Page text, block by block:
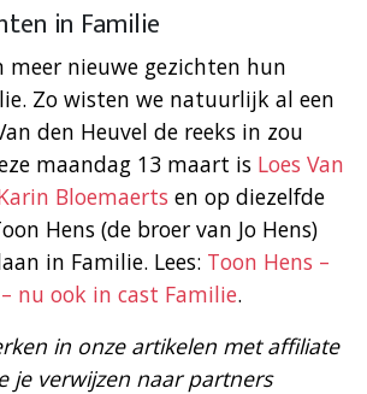
in Familie
meer nieuwe gezichten hun
Zo wisten we natuurlijk al een
den Heuvel de reeks in zou
maandag 13 maart is Loes Van
Bloemaerts en op diezelfde
Hens (de broer van Jo Hens)
in Familie. Lees: Toon Hens –
nu ook in cast Familie.
in onze artikelen met affiliate
je verwijzen naar partners